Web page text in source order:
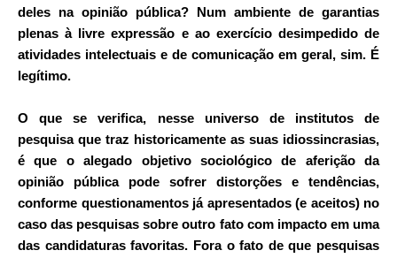
deles na opinião pública? Num ambiente de garantias
plenas à livre expressão e ao exercício desimpedido de
atividades intelectuais e de comunicação em geral, sim. É
legítimo.
O que se verifica, nesse universo de institutos de
pesquisa que traz historicamente as suas idiossincrasias,
é que o alegado objetivo sociológico de aferição da
opinião pública pode sofrer distorções e tendências,
conforme questionamentos já apresentados (e aceitos) no
caso das pesquisas sobre outro fato com impacto em uma
das candidaturas favoritas. Fora o fato de que pesquisas